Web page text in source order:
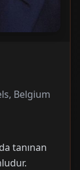
Belgium
tanınan